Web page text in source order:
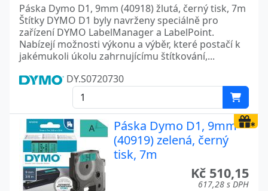
Páska Dymo D1, 9mm (40918) žlutá, černý tisk, 7m
Štítky DYMO D1 byly navrženy speciálně pro
zařízení DYMO LabelManager a LabelPoint.
Nabízejí možnosti výkonu a výběr, které postačí k
jakémukoli úkolu zahrnujícímu štítkování,...
DY.S0720730
Páska Dymo D1, 9mm
(40919) zelená, černý
tisk, 7m
Kč 510,15
617,28 s DPH